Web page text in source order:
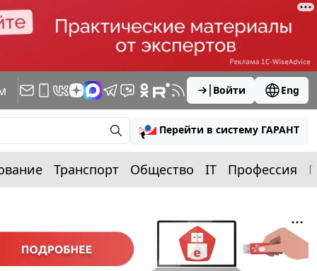
Войти Eng
Перейти в систему ГАРАНТ
Транспорт Общество IT Профессия